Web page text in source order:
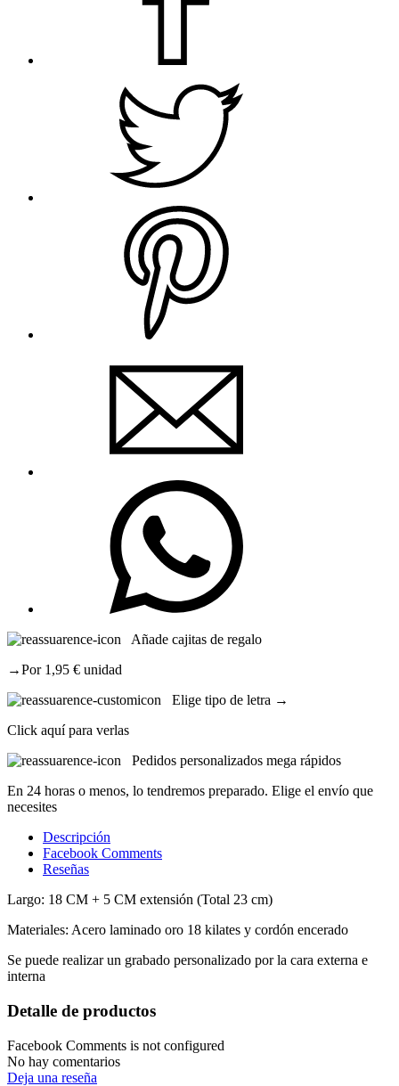
Añade cajitas de regalo
→Por 1,95 € unidad
Elige tipo de letra →
Click aquí para verlas
Pedidos personalizados mega rápidos
En 24 horas o menos, lo tendremos preparado. Elige el envío que
necesites
Descripción
Facebook Comments
Reseñas
Largo: 18 CM + 5 CM extensión (Total 23 cm)
Materiales: Acero laminado oro 18 kilates y cordón encerado
Se puede realizar un grabado personalizado por la cara externa e
interna
Detalle de productos
Facebook Comments is not configured
No hay comentarios
Deja una reseña